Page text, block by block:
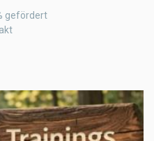
gefördert